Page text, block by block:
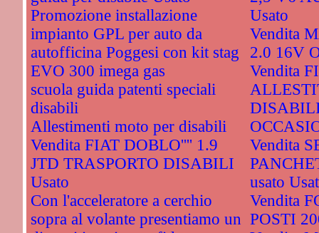
Promozione installazione
impianto GPL per auto da
autofficina Poggesi con kit stag
EVO 300 imega gas
scuola guida patenti speciali
disabili
Allestimenti moto per disabili
Vendita FIAT DOBLO'''' 1.9
JTD TRASPORTO DISABILI
Usato
Con l'acceleratore a cerchio
sopra al volante presentiamo un
Usato
Vendita
2.0 16V
Vendita
Vendita
usato
Vendita
POSTI